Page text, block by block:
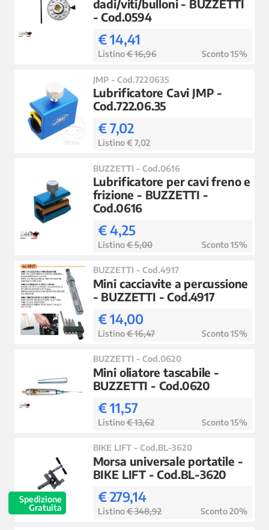
dadi/viti/bulloni - BUZZETTI
- Cod.0594
€ 14,41
Listino€ 16,96 Sconto 15%
JMP - Cod.7220635
Lubrificatore Cavi JMP -
Cod.722.06.35
€ 7,02
Listino € 7,02
BUZZETTI - Cod.0616
Lubrificatore per cavi freno e
frizione - BUZZETTI -
Cod.0616
€ 4,25
Listino€ 5,00 Sconto 15%
BUZZETTI - Cod.4917
Mini cacciavite a percussione
- BUZZETTI - Cod.4917
€ 14,00
Listino€ 16,47 Sconto 15%
BUZZETTI - Cod.0620
Mini oliatore tascabile -
BUZZETTI - Cod.0620
€ 11,57
Listino€ 13,62 Sconto 15%
Spedizione
Gratuita
BIKE LIFT - Cod.BL-3620
Morsa universale portatile -
BIKE LIFT - Cod.BL-3620
€ 279,14
Listino€ 348,92 Sconto 20%